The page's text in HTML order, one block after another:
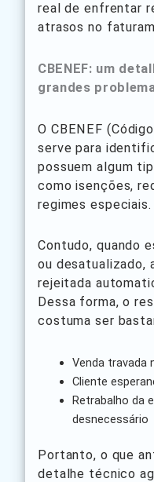
real de enfrentar
atrasos no
CBENEF: um
grandes
O CBENEF
serve para
possuem algum
como isenções,
regimes especiais.
Contudo, quando
ou desatualizado,
rejeitada
Dessa forma, o
costuma ser
Venda travada
Cliente
Retrabalho da
desnecessário
Portanto, o que
detalhe técnico